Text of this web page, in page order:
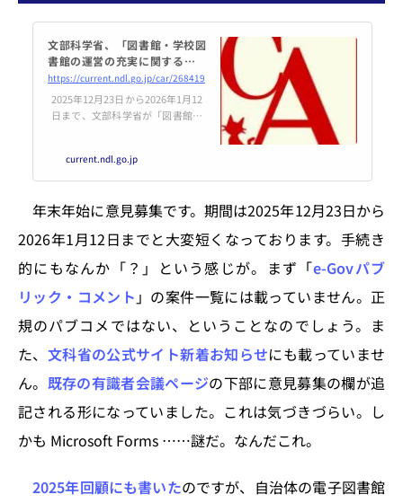
文部科学省、「図書館・学校図
書館の運営の充実に関する有識
者会議」の報告書案に対する意
見募集を実施中
https://current.ndl.go.jp/car/268419
2025年12月23日から2026年1月12
日まで、文部科学省が「図書館・
意見募集を実施しています。同会
議は、今日の図書館・学校図書館
営の充実に向けた...
current.ndl.go.jp
年末年始に意見募集です。期間は2025年12月23日から
2026年1月12日までと大変短くなっております。手続き
的にもなんか「？」という感じが。まず「e-Govパブ
リック・コメント 」の案件一覧には載っていません。正
規のパブコメではない、ということなのでしょう。ま
た、 文科省の公式サイト新着お知らせにも載っていませ
ん。 既存の有識者会議ページの下部に意見募集の欄が追
記される形になっていました。これは気づきづらい。し
かも Microsoft Forms ……謎だ。なんだこれ。
2025年回顧にも書いたのですが、自治体の電子図書館